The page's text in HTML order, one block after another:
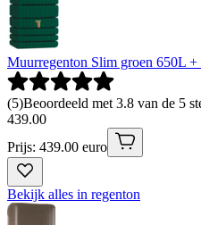
Muurregenton Slim groen 650L +
(5)Beoordeeld met 3.8 van de 5
439.00
Prijs: 439.00 euro
Bekijk alles in regenton